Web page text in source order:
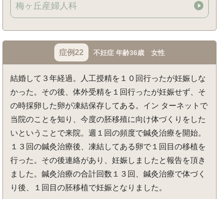
梅ヶ丘産婦人科
症例22 不妊症 年齢36歳 女性
結婚して３年経過。人工授精を１０回行ったが妊娠しな
かった。その後、体外受精を１回行ったが妊娠せず、そ
の時採卵した卵が凍結保存してある。イン ターネットで
当院のことを知り、今度の胚移殖に向け体づくりをした
いということで来院。週１回の頻度で鍼灸治療を開始。
１３回の鍼灸治療後、凍結してある卵で１回目の移植を
行った。その後連絡があり、妊娠しましたと報告を頂き
ました。鍼灸治療の合計回数１３回、鍼灸治療で体づく
り後、１回目の胚移植で妊娠となりました。